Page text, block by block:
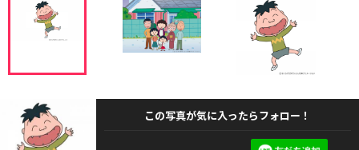
この写真が気に入ったらフォロー！